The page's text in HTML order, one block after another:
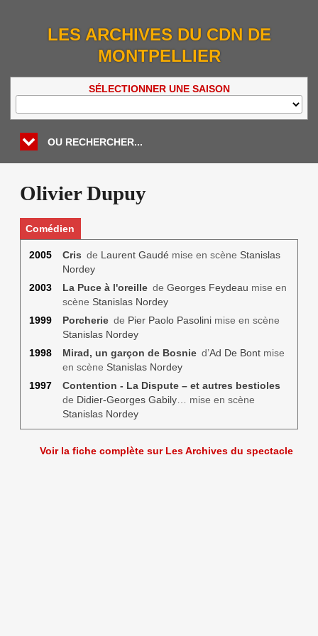
LES ARCHIVES DU CDN DE
MONTPELLIER
SÉLECTIONNER UNE SAISON
OU RECHERCHER...
Olivier Dupuy
Comédien
2005 Cris de Laurent Gaudé mise en scène Stanislas
Nordey
2003
La Puce à l'oreillede Georges Feydeau mise en
scène Stanislas Nordey
1999
Porcheriede Pier Paolo Pasolinimise en scène
Stanislas Nordey
1998
Mirad, un garçon de Bosnied’Ad De Bontmise
en scène Stanislas Nordey
1997
Contention - La Dispute – et autres bestioles
de Didier-Georges Gabily… mise en scène
Stanislas Nordey
Voir la fiche complète sur Les Archives du spectacle